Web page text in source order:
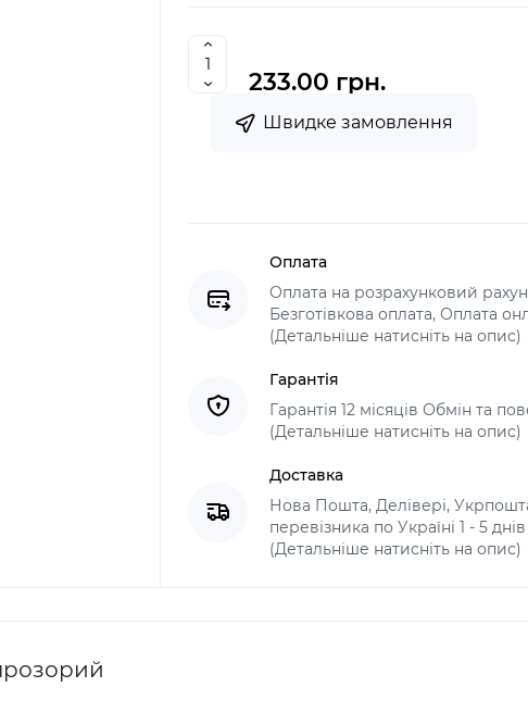
233.00 грн.
Швидке замовлення
Оплата
Оплата на розрахунковий
Безготівкова оплата, Оплата
(Детальніше натисніть на опис)
Гарантія
Гарантія 12 місяців Обмін та
(Детальніше натисніть на опис)
Доставка
Нова Пошта, Делівері,
перевізника по Україні 1 - 5
(Детальніше натисніть на опис)